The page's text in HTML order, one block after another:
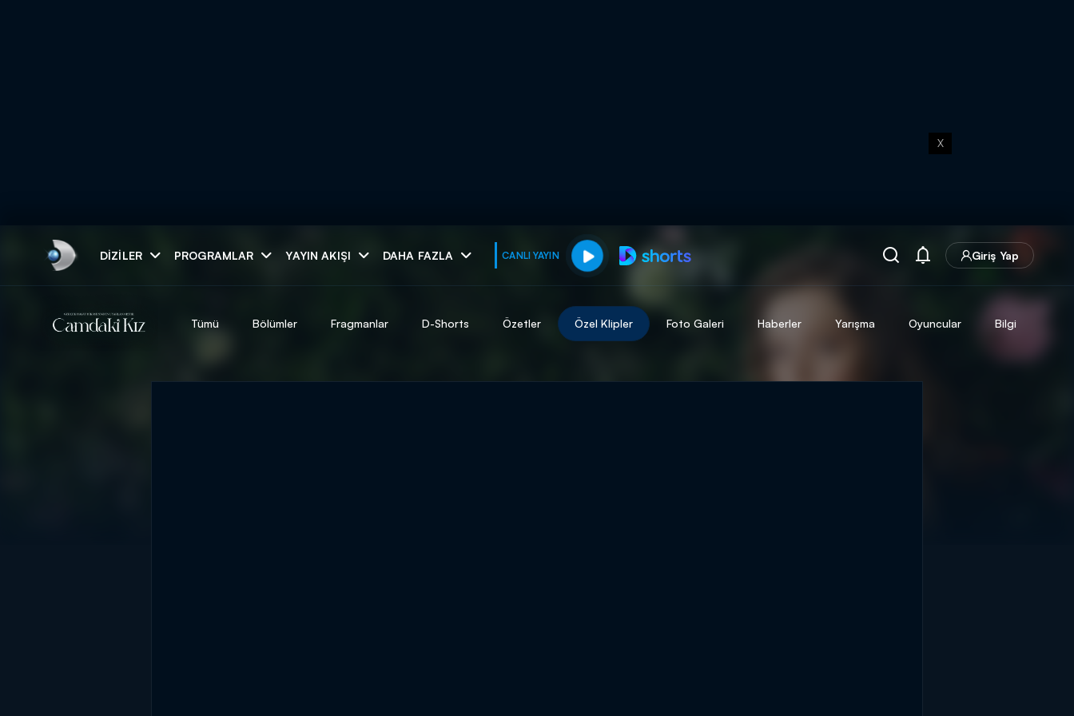
X
DIZILER PROGRAMLAR YAYIN AKIŞI DAHA FAZLA CANLI YAYIN Giriş Yap
muhteşem ikili
Tümü Bölümler Fragmanlar D-Shorts Özetler Özel Klipler Foto Galeri Haberler Yarışma Oyuncular Bilgi